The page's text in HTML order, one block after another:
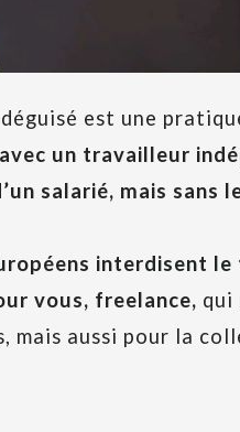
est une
un travailleur
salarié, mais
interdisent
vous, freelance, qui
mais aussi pour la